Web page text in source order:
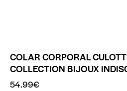
COLAR CORPORAL
COLLECTION BIJOUX
54.99€